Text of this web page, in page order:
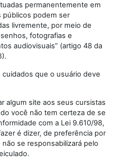
permanentemente em
públicos podem ser
livremente, por meio de
fotografias e
audiovisuais” (artigo 48 da
cuidados que o usuário deve
algum site aos seus cursistas
você não tem certeza de se
com a Lei 9.610/98,
é dizer, de preferência por
se responsabilizará pelo